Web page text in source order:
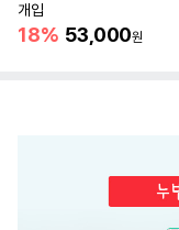
개입
18% 53,000원